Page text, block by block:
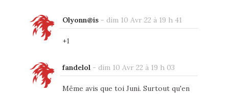
Olyonn@is- dim 10 Avr 22 à 19 h 41
+1
fandelol- dim 10 Avr 22 à 19 h 03
Même avis que toi Juni. Surtout qu'en